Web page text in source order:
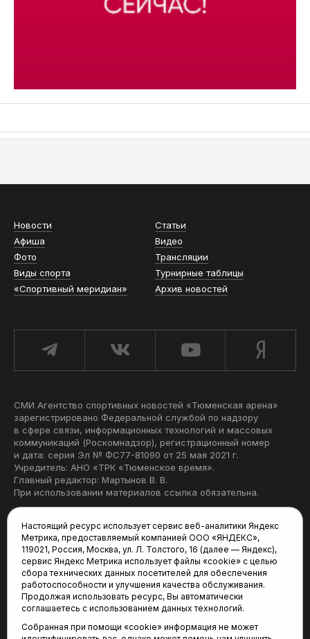
Новости
Статьи
Афиша
Видео
Фото
Трансляции
Виды спорта
Турнирные таблицы
«Спортивный меридиан»
Архив новостей
СМИ Агентство спортивных новостей «Тюменская арена»
зарегистрировано Федеральной службой по надзору
в сфере связи, информационных технологий и массовых
коммуникаций (Роскомнадзор), регистрационный номер
и дата: серия Эл № ФС77-81090 от 25 мая 2021 г.
Учредитель: АНО «ТРК «Тюменское время».
Главный редактор: Мартынов В. В.
При использовании материалов ссылка обязательна.
Редакция:
625035, Тюмень, пр. Геологоразведчиков, 28А
(3452) 68-22-28
tum-arena@mail.ru
Отдел продаж:
(3452) 68-89-78
Настоящий ресурс использует сервис веб-аналитики Яндекс
Метрика, предоставляемый компанией ООО «ЯНДЕКС»,
119021, Россия, Москва, ул. Л. Толстого, 16 (далее — Яндекс),
сервис Яндекс Метрика использует файлы «cookie» с целью
сбора технических данных посетителей для обеспечения
работоспособности и улучшения качества обслуживания.
Продолжая использовать ресурс, Вы автоматически
соглашаетесь с использованием данных технологий.
Собранная при помощи «cookie» информация не может